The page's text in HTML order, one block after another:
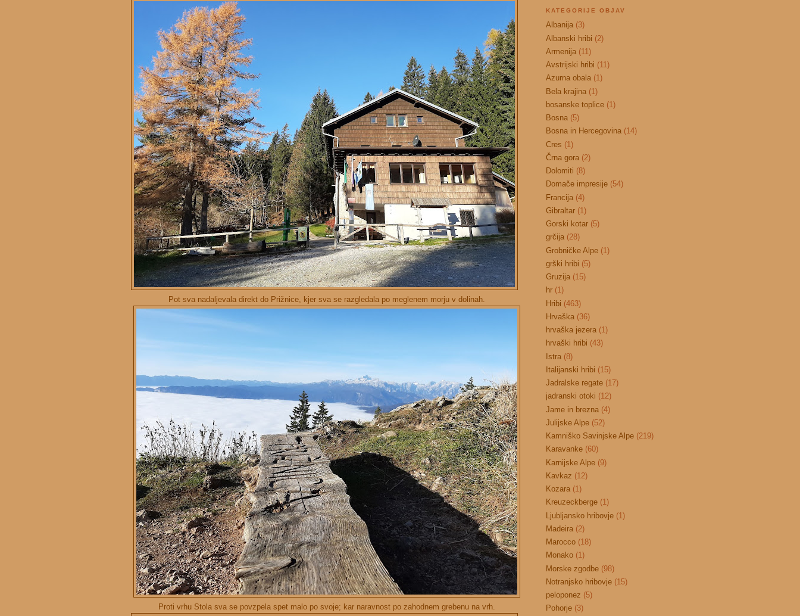
Pot sva nadaljevala direkt do Prižnice, kjer sva se razgledala po meglenem morju v dolinah.
Proti vrhu Stola sva se povzpela spet malo po svoje; kar naravnost po zahodnem grebenu na vrh.
KATEGORIJE OBJAV
Albanija (3)
Albanski hribi (2)
Armenija (11)
Avstrijski hribi (11)
Azurna obala (1)
Bela krajina (1)
bosanske toplice (1)
Bosna (5)
Bosna in Hercegovina (14)
Cres (1)
Črna gora (2)
Dolomiti (8)
Domače impresije (54)
Francija (4)
Gibraltar (1)
Gorski kotar (5)
grčija (28)
Grobničke Alpe (1)
grški hribi (5)
Gruzija (15)
hr (1)
Hribi (463)
Hrvaška (36)
hrvaška jezera (1)
hrvaški hribi (43)
Istra (8)
Italijanski hribi (15)
Jadralske regate (17)
jadranski otoki (12)
Jame in brezna (4)
Julijske Alpe (52)
Kamniško Savinjske Alpe (219)
Karavanke (60)
Karnijske Alpe (9)
Kavkaz (12)
Kozara (1)
Kreuzeckberge (1)
Ljubljansko hribovje (1)
Madeira (2)
Marocco (18)
Monako (1)
Morske zgodbe (98)
Notranjsko hribovje (15)
peloponez (5)
Pohorje (3)